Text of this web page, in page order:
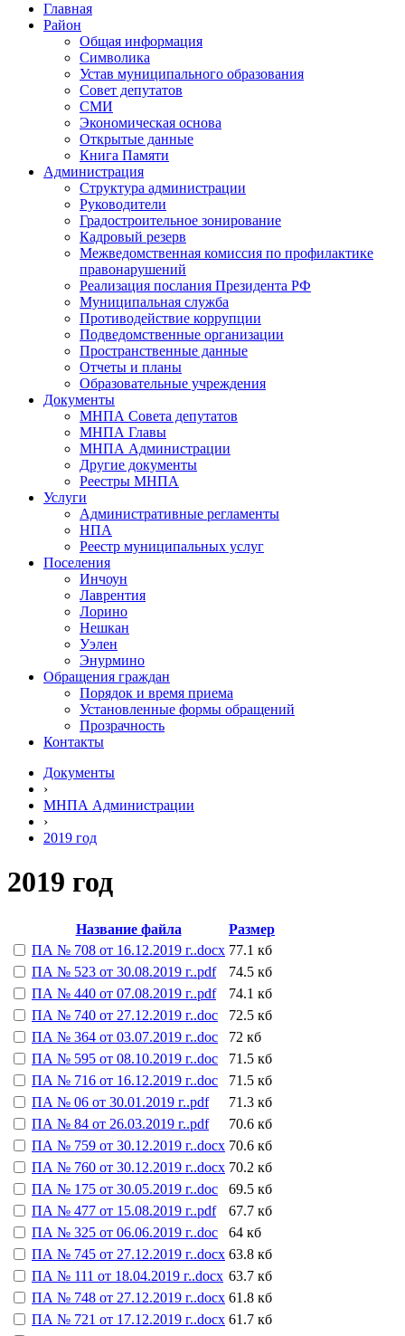
Главная
Район
Общая информация
Символика
Устав муниципального образования
Совет депутатов
СМИ
Экономическая основа
Открытые данные
Книга Памяти
Администрация
Структура администрации
Руководители
Градостроительное зонирование
Кадровый резерв
Межведомственная комиссия по профилактике
правонарушений
Реализация послания Президента РФ
Муниципальная служба
Противодействие коррупции
Подведомственные организации
Пространственные данные
Отчеты и планы
Образовательные учреждения
Документы
МНПА Совета депутатов
МНПА Главы
МНПА Администрации
Другие документы
Реестры МНПА
Услуги
Административные регламенты
НПА
Реестр муниципальных услуг
Поселения
Инчоун
Лаврентия
Лорино
Нешкан
Уэлен
Энурмино
Обращения граждан
Порядок и время приема
Установленные формы обращений
Прозрачность
Контакты
Документы
›
МНПА Администрации
›
2019 год
2019 год
Название файла
Размер
ПА № 708 от 16.12.2019 г..docx 77.1 кб
ПА № 523 от 30.08.2019 г..pdf
74.5 кб
ПА № 440 от 07.08.2019 г..pdf
74.1 кб
ПА № 740 от 27.12.2019 г..doc
72.5 кб
ПА № 364 от 03.07.2019 г..doc
72 кб
ПА № 595 от 08.10.2019 г..doc
71.5 кб
ПА № 716 от 16.12.2019 г..doc
71.5 кб
ПА № 06 от 30.01.2019 г..pdf
71.3 кб
ПА № 84 от 26.03.2019 г..pdf
70.6 кб
ПА № 759 от 30.12.2019 г..docx 70.6 кб
ПА № 760 от 30.12.2019 г..docx 70.2 кб
ПА № 175 от 30.05.2019 г..doc
69.5 кб
ПА № 477 от 15.08.2019 г..pdf
67.7 кб
ПА № 325 от 06.06.2019 г..doc
64 кб
ПА № 745 от 27.12.2019 г..docx 63.8 кб
ПА № 111 от 18.04.2019 г..docx 63.7 кб
ПА № 748 от 27.12.2019 г..docx 61.8 кб
ПА № 721 от 17.12.2019 г..docx 61.7 кб